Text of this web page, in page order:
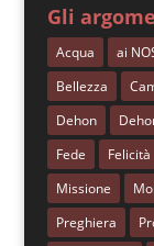
Gli
Acqua ai
Bellezza
Dehon
Fede
Felicità
Missione
Preghiera